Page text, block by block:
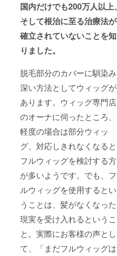
国内だけでも200万人以上、
そして根治に至る治療法が
確立されていないことを知
りました。
脱毛部分のカバーに馴染み
深い方法としてウィッグが
あります。ウィッグ専門店
のオーナに伺ったところ、
軽度の場合は部分ウィッ
グ、対応しきれなくなると
フルウィッグを検討する方
が多いようです。でも、フ
ルウィッグを使用するとい
うことは、髪がなくなった
現実を受け入れるというこ
と。実際にお客様の声とし
て、「まだフルウィッグは